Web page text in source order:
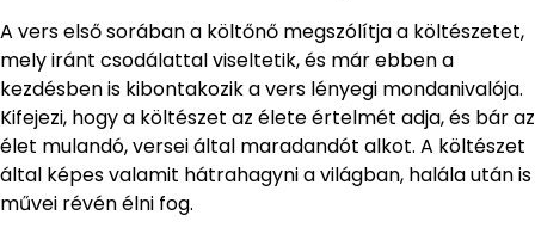
A vers első sorában a költőnő megszólítja a költészetet,
mely iránt csodálattal viseltetik, és már ebben a
kezdésben is kibontakozik a vers lényegi mondanivalója.
Kifejezi, hogy a költészet az élete értelmét adja, és bár az
élet mulandó, versei által maradandót alkot. A költészet
által képes valamit hátrahagyni a világban, halála után is
művei révén élni fog.